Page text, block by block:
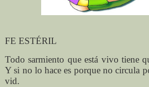
FE ESTÉRIL
Todo sarmiento que está vivo tiene
Y si no lo hace es porque no circula
vid.